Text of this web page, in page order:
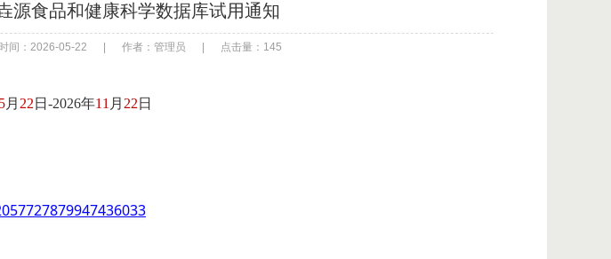
源食品和健康科学数据库试用通知
间：2026-05-22 作者：管理员 点击量：145
5月 22 日 -2026年11 月 22 日